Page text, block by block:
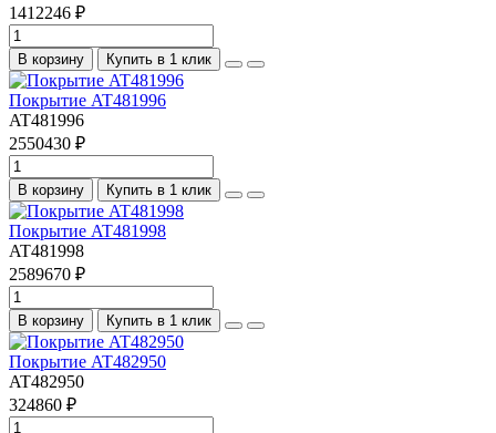
1412246 ₽
В корзину Купить в 1 клик
Покрытие AT481996
AT481996
2550430 ₽
В корзину Купить в 1 клик
Покрытие AT481998
AT481998
2589670 ₽
В корзину Купить в 1 клик
Покрытие AT482950
AT482950
324860 ₽